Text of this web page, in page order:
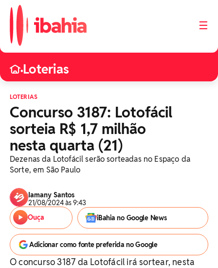
☰
•Loterias
LOTERIAS
Concurso 3187: Lotofácil
sorteia R$ 1,7 milhão
nesta quarta (21)
Dezenas da Lotofácil serão sorteadas no Espaço da
Sorte, em São Paulo
Iamany Santos
21/08/2024 às 9:43
Ouça
iBahia no Google News
Adicionar como fonte preferida no Google
O concurso 3187 da Lotofácil irá sortear, nesta